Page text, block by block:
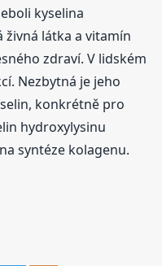
kyselina
živná látka a vitamín
zdraví. V lidském
Nezbytná je jeho
konkrétně pro
hydroxylysinu
syntéze kolagenu.